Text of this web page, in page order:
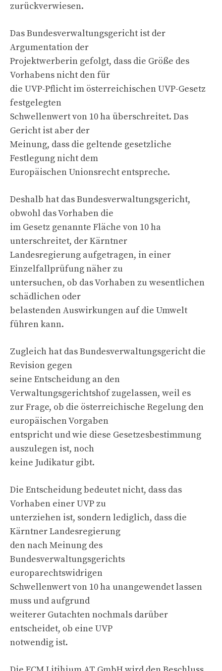
zurückverwiesen.
Das Bundesverwaltungsgericht ist der
Argumentation der
Projektwerberin gefolgt, dass die Größe des
Vorhabens nicht den für
die UVP-Pflicht im österreichischen UVP-Gesetz
festgelegten
Schwellenwert von 10 ha überschreitet. Das
Gericht ist aber der
Meinung, dass die geltende gesetzliche
Festlegung nicht dem
Europäischen Unionsrecht entspreche.
Deshalb hat das Bundesverwaltungsgericht,
obwohl das Vorhaben die
im Gesetz genannte Fläche von 10 ha
unterschreitet, der Kärntner
Landesregierung aufgetragen, in einer
Einzelfallprüfung näher zu
untersuchen, ob das Vorhaben zu wesentlichen
schädlichen oder
belastenden Auswirkungen auf die Umwelt
führen kann.
Zugleich hat das Bundesverwaltungsgericht die
Revision gegen
seine Entscheidung an den
Verwaltungsgerichtshof zugelassen, weil es
zur Frage, ob die österreichische Regelung den
europäischen Vorgaben
entspricht und wie diese Gesetzesbestimmung
auszulegen ist, noch
keine Judikatur gibt.
Die Entscheidung bedeutet nicht, dass das
Vorhaben einer UVP zu
unterziehen ist, sondern lediglich, dass die
Kärntner Landesregierung
den nach Meinung des
Bundesverwaltungsgerichts
europarechtswidrigen
Schwellenwert von 10 ha unangewendet lassen
muss und aufgrund
weiterer Gutachten nochmals darüber
entscheidet, ob eine UVP
notwendig ist.